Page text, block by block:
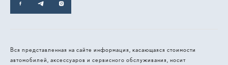
Вся представленная на сайте информация, касающаяся стоимости
автомобилей, аксессуаров и сервисного обслуживания, носит